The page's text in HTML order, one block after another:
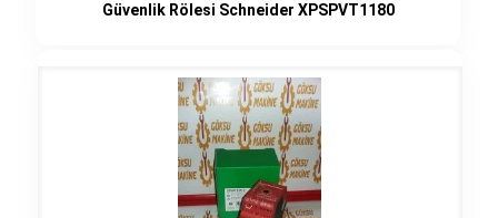
Güvenlik Rölesi Schneider XPSPVT1180